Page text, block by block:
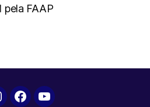
r
m
pela FAAP
FacebookYouTube